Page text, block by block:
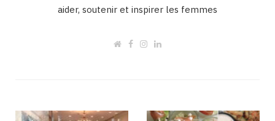
aider, soutenir et inspirer les femmes
W
F
I
m
L